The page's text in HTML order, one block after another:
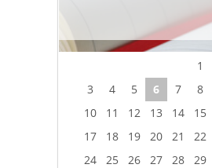
1
3
4 5 6 7 8
10
11 12 13 14 15
17
18 19 20 21 22
24
25 26 27 28 29